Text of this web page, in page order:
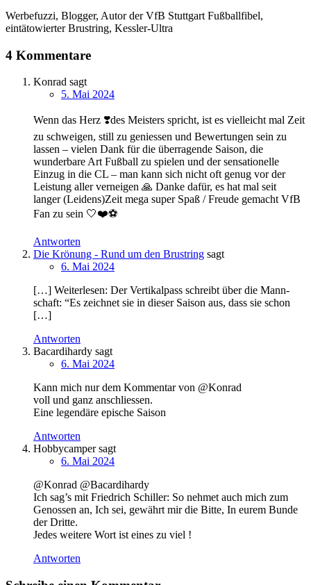
Werbefuzzi, Blogger, Autor der VfB Stuttgart Fußballfibel,
eintätowierter Brustring, Kessler-Ultra
4 Kommentare
Konrad sagt
5. Mai 2024
Wenn das Herz ❣️des Meisters spricht, ist es vielleicht mal Zeit
zu schweigen, still zu geniessen und Bewertungen sein zu
lassen – vielen Dank für die überragende Saison, die
wunderbare Art Fußball zu spielen und der sensationelle
Einzug in die CL – man kann sich nicht oft genug vor der
Leistung aller verneigen 🙏 Danke dafür, es hat mal seit
langer (Leidens)Zeit mega super Spaß / Freude gemacht VfB
Fan zu sein 🤍❤️⚽️
Antworten
Die Krönung - Rund um den Brustring sagt
6. Mai 2024
[…] Wei­ter­le­sen: Der Ver­ti­kal­pass schreibt über die Mann­
schaft: “Es zeich­net sie in die­ser Sai­son aus, dass sie schon
[…]
Antworten
Bacardihardy sagt
6. Mai 2024
Kann mich nur dem Kommentar von @Konrad
voll und ganz anschliessen.
Eine legendäre epische Saison
Antworten
Hobbycampersagt
6. Mai 2024
@Konrad @Bacardihardy
Ich sag’s mit Friedrich Schiller: So nehmet auch mich zum
Genossen an, Ich sei, gewährt mir die Bitte, In eurem Bunde
der Dritte.
Jedes weitere Wort ist eines zu viel !
Antworten